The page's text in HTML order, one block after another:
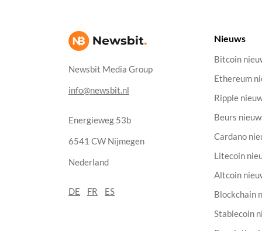
Newsbit Media Group
info@newsbit.nl
Energieweg 53b
6541 CW Nijmegen
Nederland
DE FR ES
Nieuws
Bitcoin
Ethereum
Ripple
Beurs
Cardano
Litecoin
Altcoin
Blockchain
Stablecoin